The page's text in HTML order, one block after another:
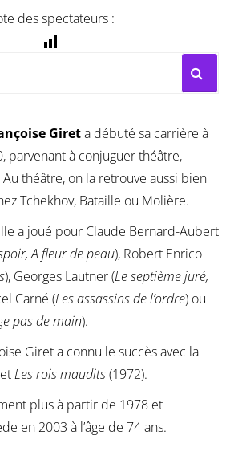
des spectateurs :
Gireta débuté sa carrière à
parvenant à conjuguer théâtre,
théâtre, on la retrouve aussi bien
Tchekhov, Bataille ou Molière.
a joué pour Claude Bernard-Aubert
A fleur de peau), Robert Enrico
), Georges Lautner (Le septième juré,
Carné (Les assassins de l’ordre) ou
pas de main).
Giret a connu le succès avec la
Les rois maudits(1972).
plus à partir de 1978 et
en 2003 à l’âge de 74 ans.